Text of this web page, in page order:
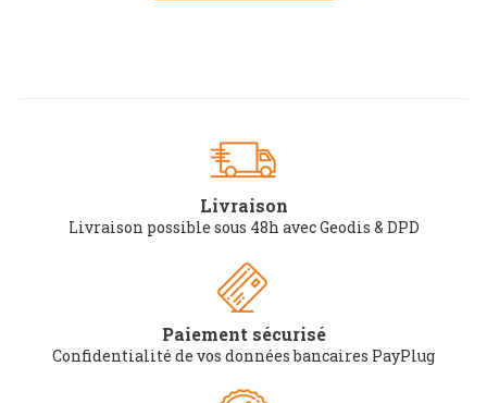
Livraison
Livraison possible sous 48h avec Geodis & DPD
Paiement sécurisé
Confidentialité de vos données bancaires PayPlug